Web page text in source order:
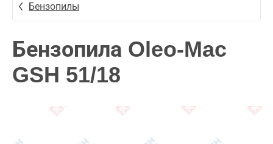
Бензопилы
Бензопила Oleo-Mac
GSH 51/18